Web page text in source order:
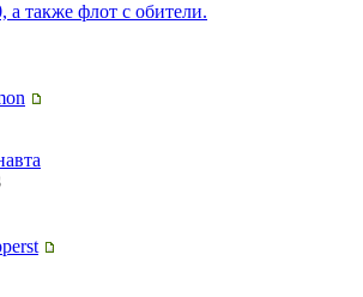
также флот с обители.